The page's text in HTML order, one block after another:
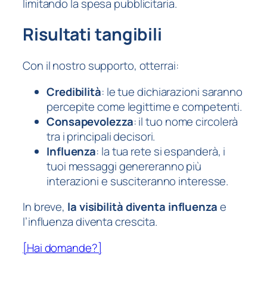
limitando la spesa pubblicitaria.
Risultati tangibili
Con il nostro supporto, otterrai:
Credibilità: le tue dichiarazioni saranno
percepite come legittime e competenti.
Consapevolezza: il tuo nome circolerà
tra i principali decisori.
Influenza: la tua rete si espanderà, i
tuoi messaggi genereranno più
interazioni e susciteranno interesse.
In breve, la visibilità diventa influenzae
l’influenza diventa crescita.
[Hai domande?]